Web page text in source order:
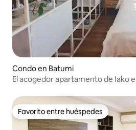
Condo en Batumi
El acogedor apartamento de Iako
Favorito entre huéspedes
Favorito entre huéspedes